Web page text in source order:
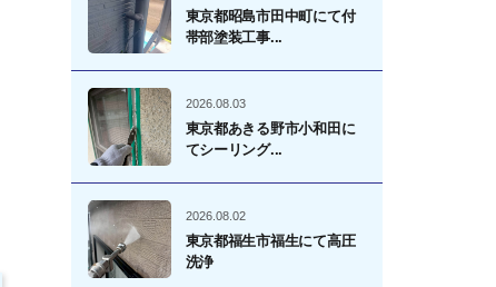
東京都昭島市田中町にて付
帯部塗装工事...
2026.08.03
東京都あきる野市小和田に
てシーリング...
2026.08.02
東京都福生市福生にて高圧
洗浄